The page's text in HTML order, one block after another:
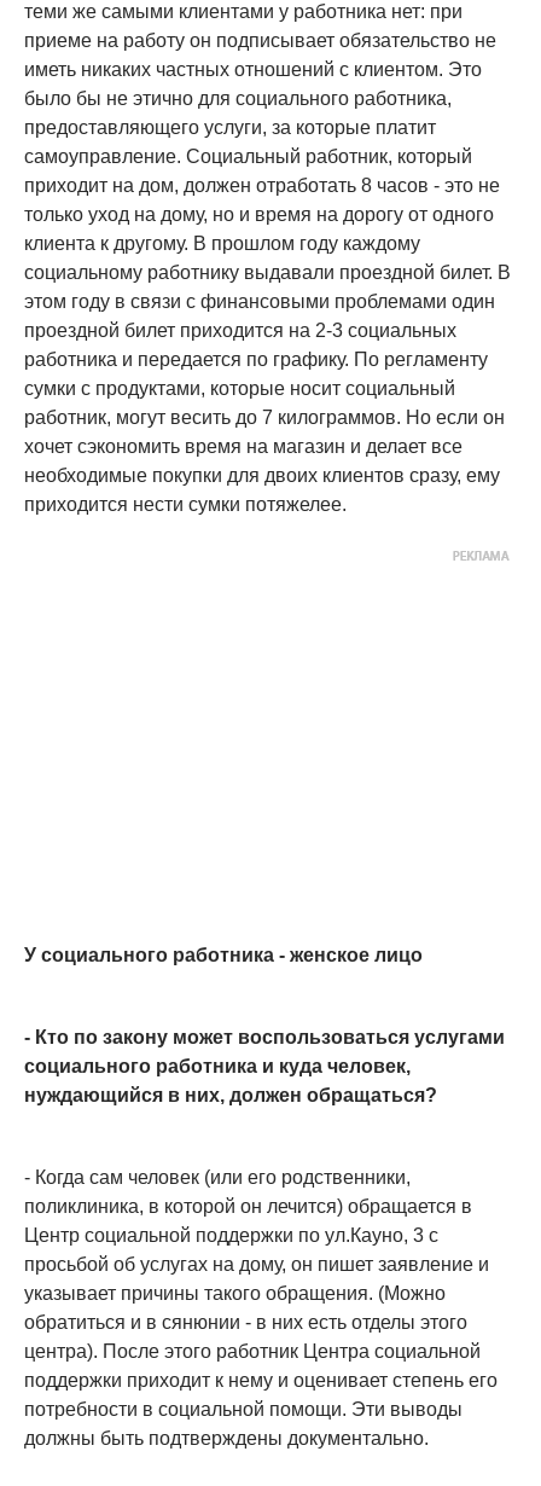
теми же самыми клиентами у работника нет: при
приеме на работу он подписывает обязательство не
иметь никаких частных отношений с клиентом. Это
было бы не этично для социального работника,
предоставляющего услуги, за которые платит
самоуправление. Социальный работник, который
приходит на дом, должен отработать 8 часов - это не
только уход на дому, но и время на дорогу от одного
клиента к другому. В прошлом году каждому
социальному работнику выдавали проездной билет. В
этом году в связи с финансовыми проблемами один
проездной билет приходится на 2-3 социальных
работника и передается по графику. По регламенту
сумки с продуктами, которые носит социальный
работник, могут весить до 7 килограммов. Но если он
хочет сэкономить время на магазин и делает все
необходимые покупки для двоих клиентов сразу, ему
приходится нести сумки потяжелее.
У социального работника - женское лицо
- Кто по закону может воспользоваться услугами
социального работника и куда человек,
нуждающийся в них, должен обращаться?
- Когда сам человек (или его родственники,
поликлиника, в которой он лечится) обращается в
Центр социальной поддержки по ул.Кауно, 3 с
просьбой об услугах на дому, он пишет заявление и
указывает причины такого обращения. (Можно
обратиться и в сянюнии - в них есть отделы этого
центра). После этого работник Центра социальной
поддержки приходит к нему и оценивает степень его
потребности в социальной помощи. Эти выводы
должны быть подтверждены документально.